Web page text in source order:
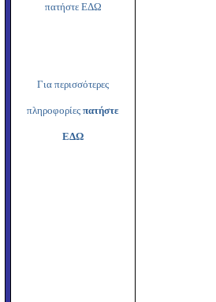
πατήστε ΕΔΩ
Για περισσότερες
πληροφορίες πατήστε
ΕΔΩ